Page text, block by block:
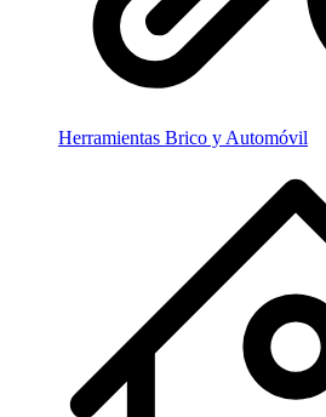
Herramientas Brico y Automóvil